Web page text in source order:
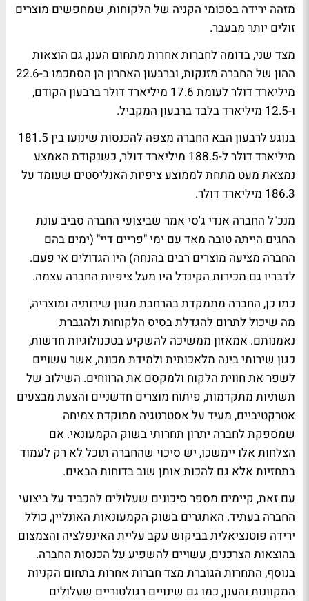
מזהה ירידה בסכומי הקניה של הלקוחות, שמחפשים מוצרים
זולים יותר מבעבר.
מצד שני, בדומה לחברות אחרות מתחום הענן, גם הוצאות
ההון של החברה מזנקות, וברבעון האחרון הן הסתכמו ב-22.6
מיליארד דולר לעומת 17.6 מיליארד דולר ברבעון הקודם,
ו-12.5 מיליארד בלבד ברבעון המקביל.
בנוגע לרבעון הבא החברה מצפה להכנסות שינועו בין 181.5
מיליארד דולר ל-188.5 מיליארד דולר, כשנקודת האמצע
נמצאת מעט מתחת לממוצע ציפיות האנליסטים שעומד על
186.3 מיליארד דולר.
מנכ"ל החברה אנדי ג'סי אמר שביצועי החברה סביב עונת
החגים הייתה טובה מאד עם ימי "פריים דיי" (ימים בהם
החברה מציעה מוצרים רבים בהנחה) היו הגדולים אי פעם.
לדבריו גם מכירות הקינדל היו מעל ציפיות החברה עצמה.
כמו כן, החברה מתמקדת בהרחבת מגוון שירותיה ומוצריה,
מה שיכול לתרום להגדלת בסיס הלקוחות ולהגברת
נאמנותם. אמאזון ממשיכה להשקיע בטכנולוגיות חדשות,
כגון שירותי בינה מלאכותית ולמידת מכונה, אשר עשויים
לשפר את חווית הלקוח ולמקסם את הרווחים. השילוב של
תשתיות מתקדמות, פיתוח מוצרים חדשניים והצעת מבצעים
אטרקטיביים, מעיד על אסטרטגיה ממוקדת צמיחה
שמספקת לחברה יתרון תחרותי בשוק הקמעונאי. אם
הצלחות אלו יימשכו, יש סיכוי שהחברה תוכל לא רק לעמוד
בתחזיות אלא גם להכות אותן שוב בדוחות הבאים.
עם זאת, קיימים מספר סיכונים שעלולים להכביד על ביצועי
החברה בעתיד. האתגרים בשוק הקמעונאות האונליין, כולל
ירידה פוטנציאלית בביקוש עקב עליית האינפלציה והצמצום
בהוצאות הצרכנים, עשויים להשפיע על הכנסות החברה.
בנוסף, התחרות הגוברת מצד חברות אחרות בתחום הקניות
המקוונות והענן, כמו גם שינויים רגולטוריים שעלולים